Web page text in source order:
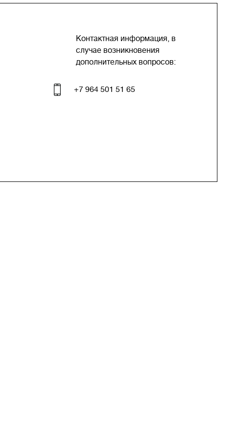
Контактная информация, в
случае возникновения
дополнительных вопросов:
+7 964 501 51 65